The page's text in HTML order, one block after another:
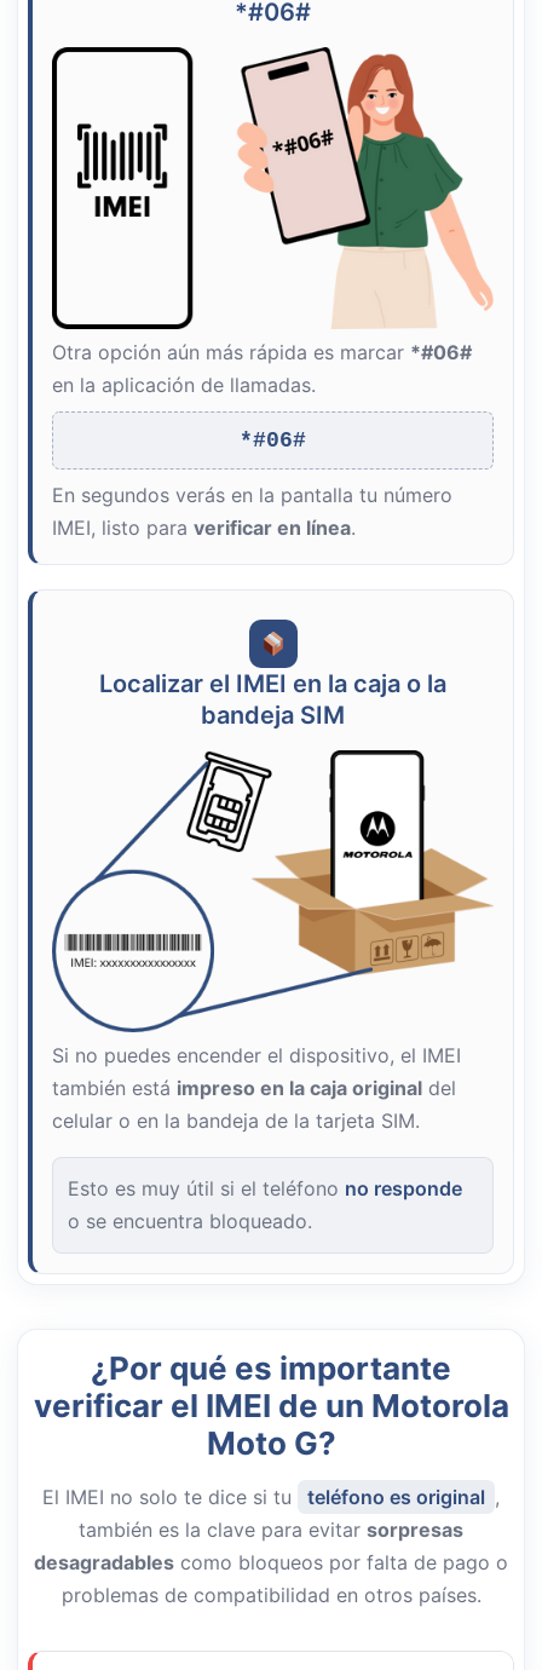
*#06#
Otra opción aún más rápida es marcar *#06#
en la aplicación de llamadas.
*#06#
En segundos verás en la pantalla tu número
IMEI, listo para verificar en línea.
Localizar el IMEI en la caja o la
bandeja SIM
Si no puedes encender el dispositivo, el IMEI
también está impreso en la caja original del
celular o en la bandeja de la tarjeta SIM.
Esto es muy útil si el teléfono no responde
o se encuentra bloqueado.
¿Por qué es importante
verificar el IMEI de un Motorola
Moto G?
El IMEI no solo te dice si tu teléfono es original ,
también es la clave para evitar sorpresas
desagradables como bloqueos por falta de pago o
problemas de compatibilidad en otros países.